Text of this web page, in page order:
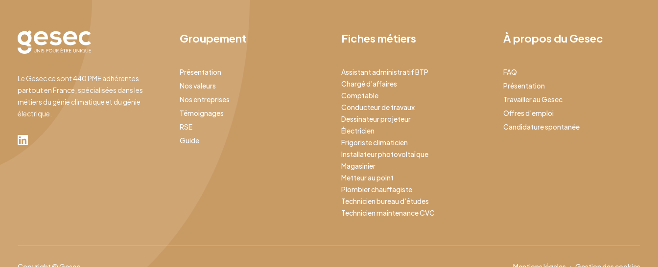
Le Gesec ce sont 440 PME adhérentes
partout en France, spécialisées dans les
métiers du génie climatique et du génie
électrique.
Groupement
Présentation
Nos valeurs
Nos entreprises
Témoignages
RSE
Guide
Fiches métiers
Assistant administratif BTP
Chargé d’affaires
Comptable
Conducteur de travaux
Dessinateur projeteur
Électricien
Frigoriste climaticien
Installateur photovoltaïque
Magasinier
Metteur au point
Plombier chauffagiste
Technicien bureau d’études
Technicien maintenance CVC
À propos du Gesec
FAQ
Présentation
Travailler au Gesec
Offres d’emploi
Candidature spontanée